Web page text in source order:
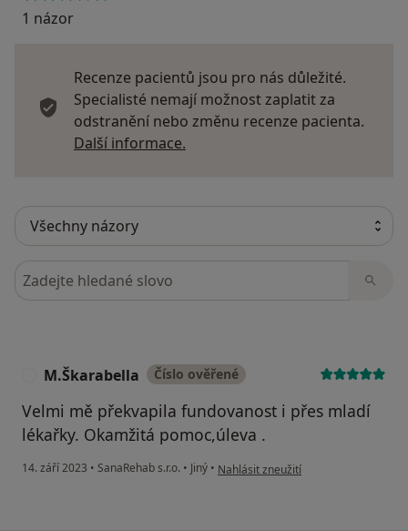
1 názor
Recenze pacientů jsou pro nás důležité.
Specialisté nemají možnost zaplatit za
odstranění nebo změnu recenze pacienta.
Další informace.
Hledejte v názorech
M.Škarabella Číslo ověřené
Velmi mě překvapila fundovanost i přes mladí
lékařky. Okamžitá pomoc,úleva .
14. září 2023 • SanaRehab s.r.o. • Jiný • podle názoru uživatele M.Škarabella
Nahlásit zneužití